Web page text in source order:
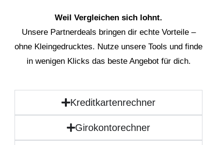
Weil Vergleichen sich lohnt.
Unsere Partnerdeals bringen dir echte Vorteile –
ohne Kleingedrucktes. Nutze unsere Tools und finde
in wenigen Klicks das beste Angebot für dich.
Kreditkartenrechner
Girokontorechner